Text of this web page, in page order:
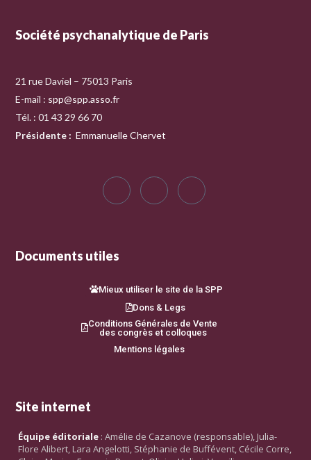
Société psychanalytique de Paris
21 rue Daviel – 75013 Paris
E-mail : spp@spp.asso.fr
Tél. : 01 43 29 66 70
Présidente : Emmanuelle Chervet
Documents utiles
Mieux utiliser le site de la SPP
Dons & Legs
Conditions Générales de Vente
des congrès et colloques
Mentions légales
Site internet
Équipe éditoriale : Amélie de Cazanove (responsable), Julia-
Flore Alibert, Lara Angelotti, Stéphanie de Buffévent, Cécile Corre,